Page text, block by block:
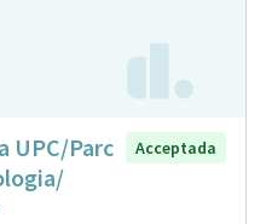
UPC/Parc
Acceptada